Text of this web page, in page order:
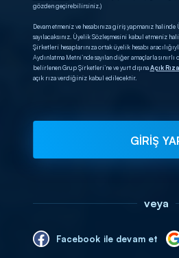
gözden geçirebilirsiniz.)
Devam etmeniz ve hesabınıza giriş yapmanız
sayılacaksınız. Üyelik Sözleşmesini kabul etmeniz
Şirketleri hesaplarınıza ortak üyelik hesabı
Aydınlatma Metni’nde sayılan diğer amaçlarla
belirlenen Grup Şirketleri’ne ve yurt dışınaAçık
açık rıza verdiğiniz kabul edilecektir.
GİRİŞ
veya
Facebook ile devam et